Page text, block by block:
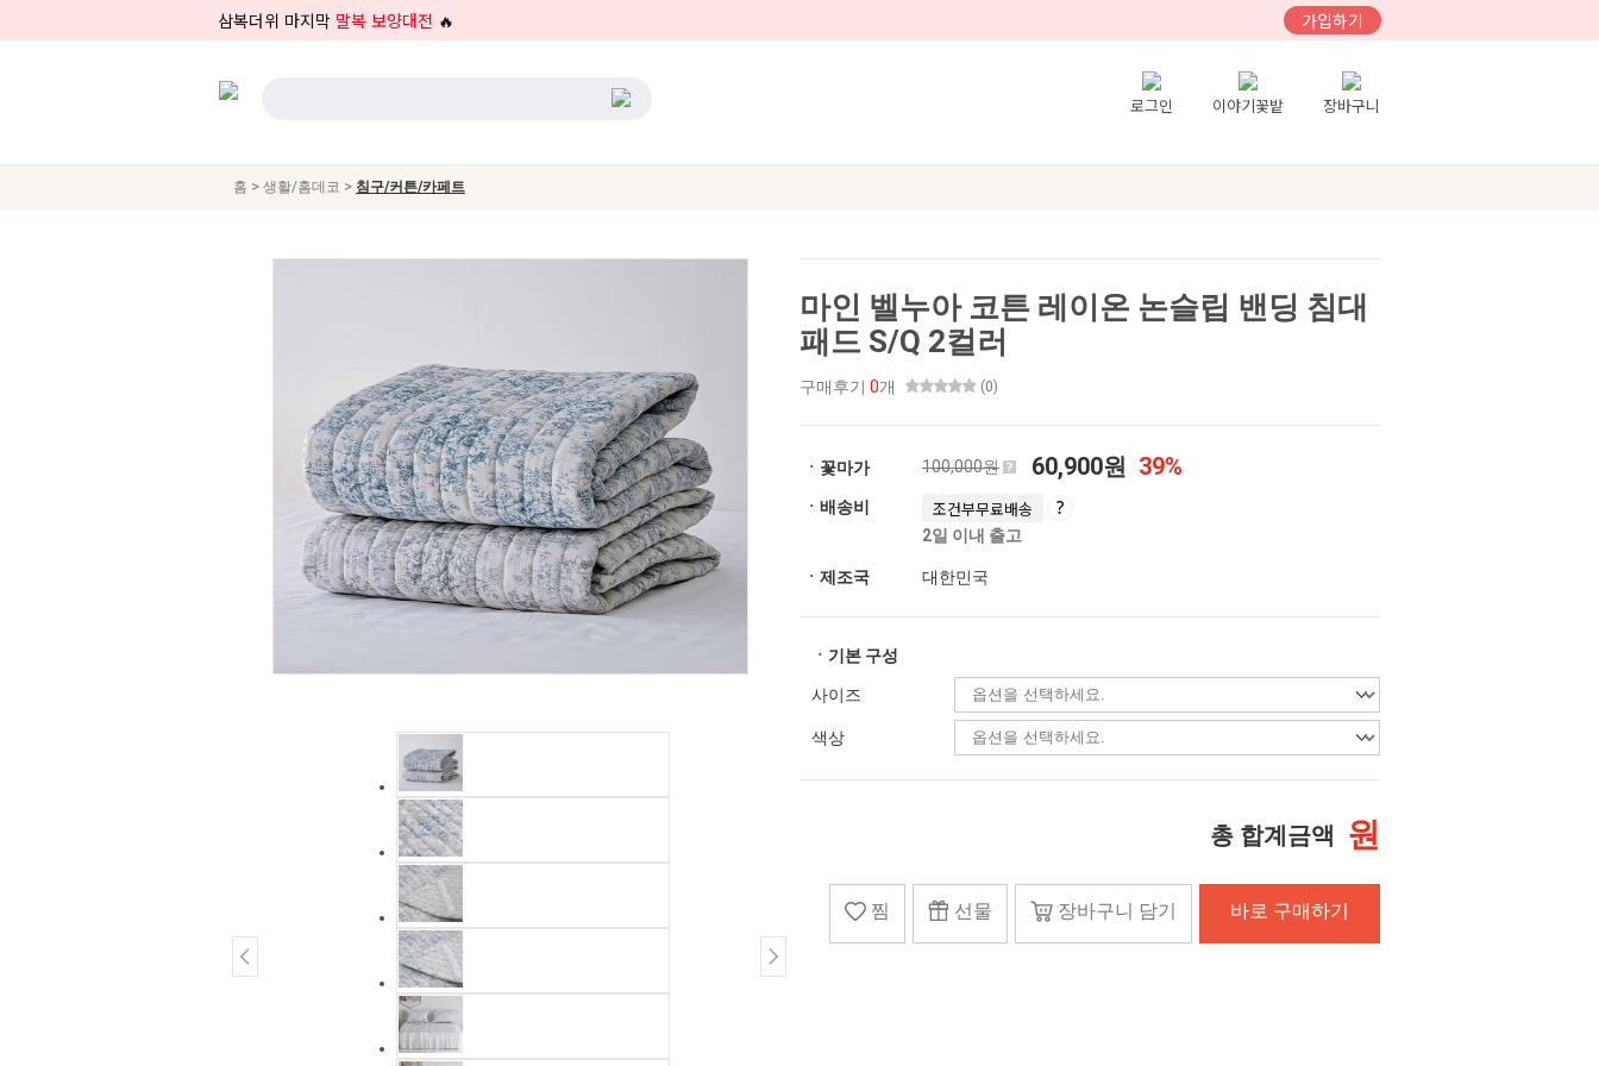
삼복더위 마지막 말복 보양대전 🔥 가입하기
로그인 이야기꽃밭 장바구니
홈 > 생활/홈데코 > 침구/커튼/카페트
마인 벨누아 코튼 레이온 논슬립 밴딩 침대
패드 S/Q 2컬러
구매후기 0개 (0)
ㆍ꽃마가 100,000원 60,900원 39%
ㆍ배송비 조건부무료배송
2일 이내 출고
ㆍ제조국 대한민국
ㆍ기본 구성
사이즈
색상
총 합계금액 원
찜 선물 장바구니 담기 바로 구매하기